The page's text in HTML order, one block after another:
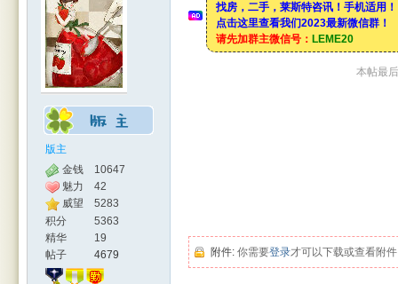
版主
金钱
10647
魅力
42
威望
5283
积分
5363
精华
19
帖子
4679
找房，二手，莱斯特咨讯！手机适用！
点击这里查看我们2023最新微信群！
请先加群主微信号： LEME20
本帖最
附件: 你需要登录才可以下载或查看附